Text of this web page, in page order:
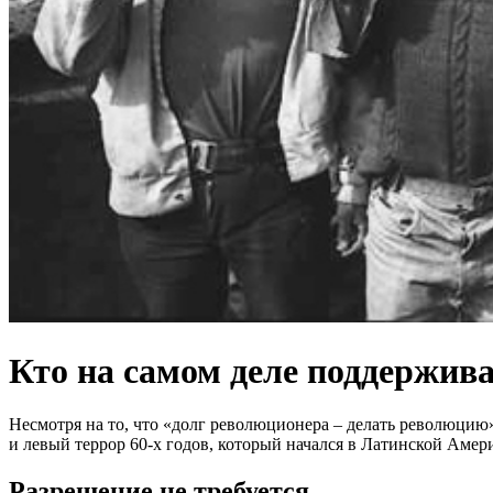
Кто на самом деле
Несмотря на то, что «долг революционера – делать
и левый террор 60-х годов, который начался в Латинской